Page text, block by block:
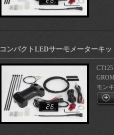
コンパクトLEDサーモメーターキ
CT125
モン